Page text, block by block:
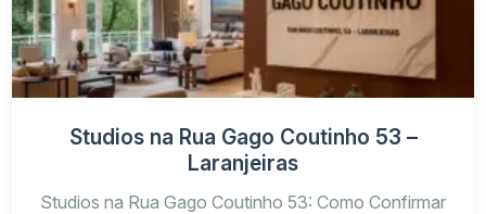
Studios na Rua Gago Coutinho 53 –
Laranjeiras
Studios na Rua Gago Coutinho 53: Como Confirmar